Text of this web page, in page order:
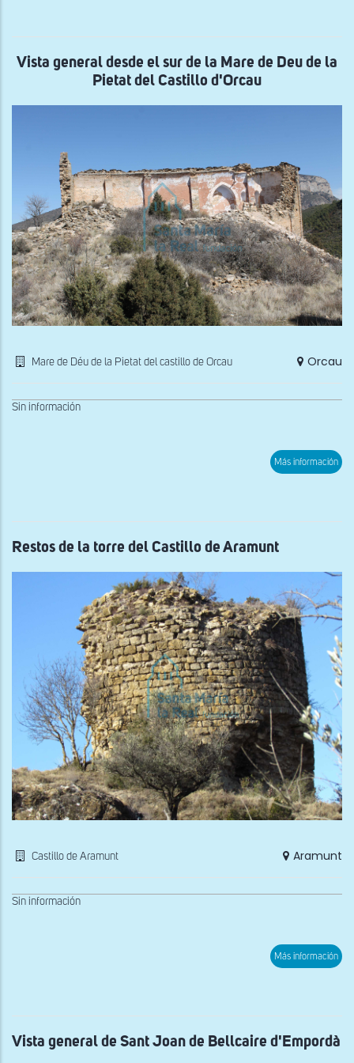
de
Vista general desde el sur de la Mare de Deu de la
Pietat del Castillo d'Orcau
Mare de Déu de la Pietat del castillo de Orcau Orcau
Sin información
Más información
sur
Deu
la
del
Restos de la torre del Castillo de Aramunt
Castillo de Aramunt Aramunt
Sin información
Más información
de
Vista general de Sant Joan de Bellcaire d'Empordà